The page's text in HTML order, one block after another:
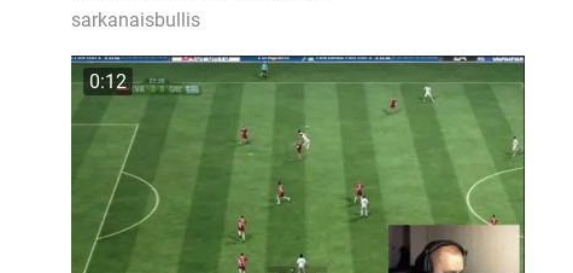
sarkanaisbullis
0:12